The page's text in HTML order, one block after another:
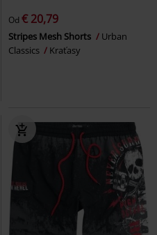
Od € 20,79
Stripes Mesh Shorts
Urban
Classics
Kraťasy